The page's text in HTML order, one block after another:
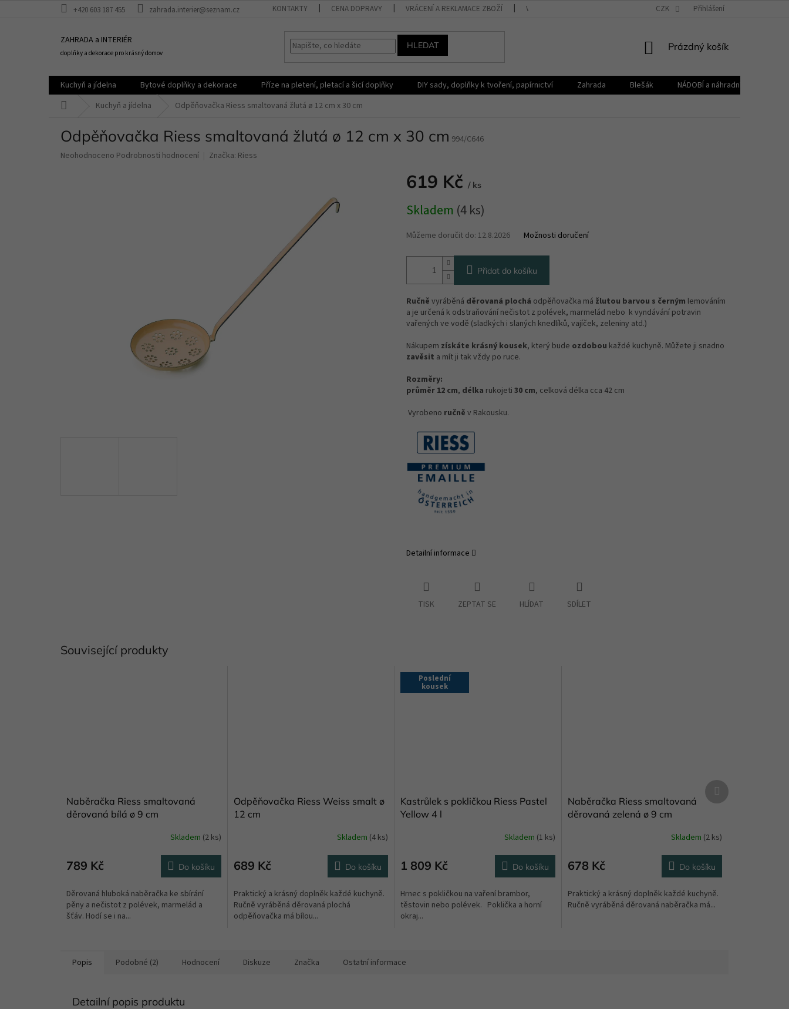
+420 603 187 455 zahrada.interier@seznam.cz KONTAKTY CENA DOPRAVY VRÁCENÍ A REKLAMACE ZBOŽÍ VŠEOBECNÉ OBCHODNÍ PODMÍNKY REKLAMAČNÍ ŘÁD
CZK Přihlášení
ZAHRADA a INTERIÉR
doplňky a dekorace pro krásný domov
HLEDAT
NÁKUPNÍ
Prázdný košík
Kuchyň a jídelna Bytové doplňky a dekorace Příze na pletení, pletací a šicí doplňky DIY sady, doplňky k tvoření, papírnictví Zahrada Blešák
NÁDOBÍ a náhradní díly KELOmat
Kuchyň a jídelna Odpěňovačka Riess smaltovaná žlutá ø 12 cm x 30 cm
Odpěňovačka Riess smaltovaná žlutá ø 12 cm x 30 cm 994/C646
Průměrné
Neohodnoceno Podrobnosti hodnocení Značka: Riess
619 Kč / ks
cena:
Skladem (4 ks)
Můžeme doručit do: 12.8.2026 Možnosti doručení
Přidat do košíku
Ručně vyráběná děrovaná plochá odpěňovačka má žlutou barvou s černým lemováním
a je určená k odstraňování nečistot z polévek, marmelád nebo k vyndávání potravin
vařených ve vodě (sladkých i slaných knedlíků, vajíček, zeleniny atd.)
Nákupem získáte krásný kousek, který bude ozdobou každé kuchyně. Můžete ji snadno
zavěsit a mít ji tak vždy po ruce.
Rozměry:
průměr 12 cm, délka rukojeti 30 cm, celková délka cca 42 cm
Vyrobeno ručně v Rakousku.
Detailní informace
TISK ZEPTAT SE HLÍDAT SDÍLET
Související produkty
Naběračka Riess smaltovaná
děrovaná bílá ø 9 cm
Skladem (2 ks)
789 Kč Do košíku
Děrovaná hluboká naběračka ke sbírání
pěny a nečistot z polévek, marmelád a
šťáv. Hodí se i na...
Odpěňovačka Riess Weiss smalt ø
12 cm
Skladem (4 ks)
689 Kč Do košíku
Praktický a krásný doplněk každé kuchyně.
Ručně vyráběná děrovaná plochá
odpěňovačka má bílou...
Poslední
kousek
Kastrůlek s pokličkou Riess Pastel
Yellow 4 l
Skladem (1 ks)
1 809 Kč Do košíku
Hrnec s pokličkou na vaření brambor,
těstovin nebo polévek. Poklička a horní
okraj...
Naběračka Riess smaltovaná
děrovaná zelená ø 9 cm
Skladem (2 ks)
678 Kč Do košíku
Praktický a krásný doplněk každé kuchyně.
Ručně vyráběná děrovaná naběračka má...
Další
produkt
Popis Podobné (2) Hodnocení Diskuze Značka Ostatní informace
Detailní popis produktu